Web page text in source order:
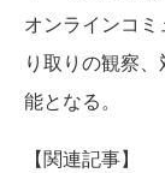
オンラインコ
り取りの観察
能となる。
【関連記事】